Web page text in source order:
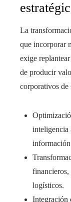
La
que incorporar
exige
de producir
corporativos de
inteligencia
logísticos.
Integración